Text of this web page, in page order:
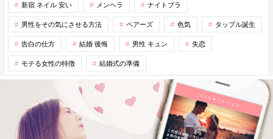
新宿 ネイル 安い メンヘラ ナイトブラ
男性をその気にさせる方法 ペアーズ 色気 タップル誕生
告白の仕方 結婚 後悔 男性 キュン 失恋
モテる女性の特徴 結婚式の準備